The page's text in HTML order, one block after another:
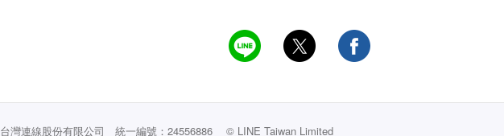
台灣連線股份有限公司 統一編號：24556886 © LINE Taiwan Limited